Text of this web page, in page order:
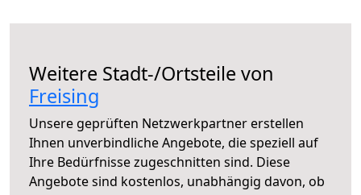
Weitere Stadt-/Ortsteile von
Freising
Unsere geprüften Netzwerkpartner erstellen
Ihnen unverbindliche Angebote, die speziell auf
Ihre Bedürfnisse zugeschnitten sind. Diese
Angebote sind kostenlos, unabhängig davon, ob